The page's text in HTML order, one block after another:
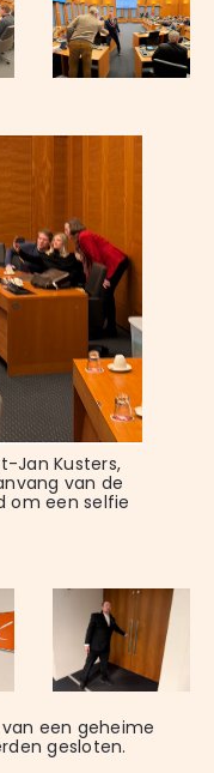
Jan Kusters,
van de
om een selfie
een geheime
gesloten.